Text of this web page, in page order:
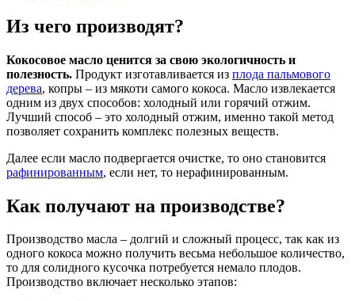
Из чего производят?
Кокосовое масло ценится за свою экологичность и
полезность. Продукт изготавливается из плода пальмового
дерева, копры – из мякоти самого кокоса. Масло извлекается
одним из двух способов: холодный или горячий отжим.
Лучший способ – это холодный отжим, именно такой метод
позволяет сохранить комплекс полезных веществ.
Далее если масло подвергается очистке, то оно становится
рафинированным, если нет, то нерафинированным.
Как получают на производстве?
Производство масла – долгий и сложный процесс, так как из
одного кокоса можно получить весьма небольшое количество,
то для солидного кусочка потребуется немало плодов.
Производство включает несколько этапов: